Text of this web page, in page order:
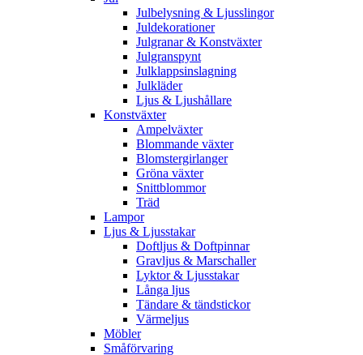
Julbelysning & Ljusslingor
Juldekorationer
Julgranar & Konstväxter
Julgranspynt
Julklappsinslagning
Julkläder
Ljus & Ljushållare
Konstväxter
Ampelväxter
Blommande växter
Blomstergirlanger
Gröna växter
Snittblommor
Träd
Lampor
Ljus & Ljusstakar
Doftljus & Doftpinnar
Gravljus & Marschaller
Lyktor & Ljusstakar
Långa ljus
Tändare & tändstickor
Värmeljus
Möbler
Småförvaring